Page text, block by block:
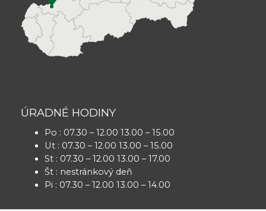
ÚRADNÉ HODINY
Po : 07.30 – 12.00 13.00 – 15.00
Ut : 07.30 – 12.00 13.00 – 15.00
St : 07.30 – 12.00 13.00 – 17.00
Št : nestránkový deň
Pi : 07.30 – 12.00 13.00 – 14.00